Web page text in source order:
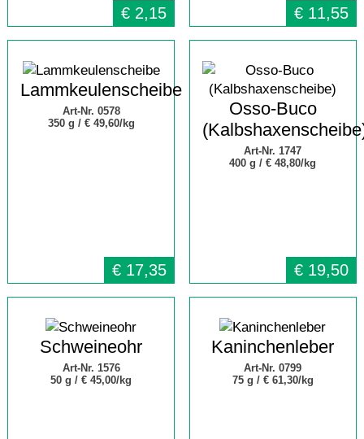
€ 2,15 € 11,55
Lammkeulenscheibe
Art-Nr. 0578
350 g / € 49,60/kg
€ 17,35
Osso-Buco
Art-Nr. 1747
400 g /€ 48,80/kg
€ 19,50
Schweineohr
Art-Nr. 1576
50 g / € 45,00/kg
Kaninchenleber
Art-Nr. 0799
75 g / € 61,30/kg